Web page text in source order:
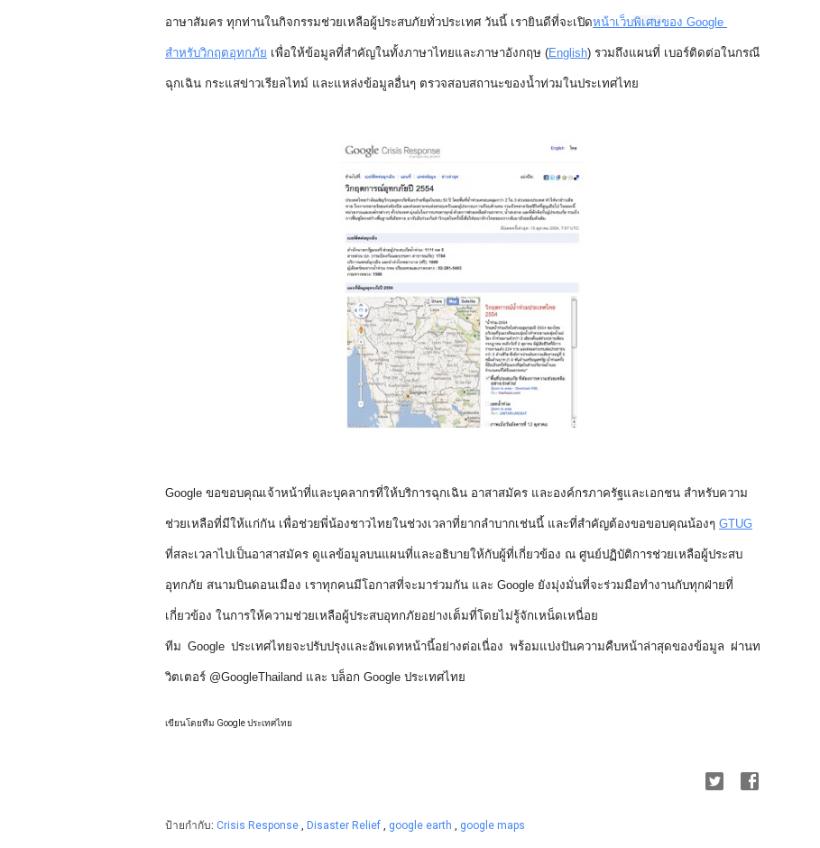
อาษาสัมคร ทุกท่านในกิจกรรมช่วยเหลือผู้ประสบภัยทั่วประเทศ วันนี้ เรายินดีที่จะเปิดหน้าเว็บพิเศษของ Google
สำหรับวิกฤตอุทกภัย เพื่อให้ข้อมูลที่สำคัญในทั้งภาษาไทยและภาษาอังกฤษ (English) รวมถึงแผนที่ เบอร์ติดต่อในกรณี
ฉุกเฉิน กระแสข่าวเรียลไทม์ และแหล่งข้อมูลอื่นๆ ตรวจสอบสถานะของน้ำท่วมในประเทศไทย
Google ขอขอบคุณเจ้าหน้าที่และบุคลากรที่ให้บริการฉุกเฉิน อาสาสมัคร และองค์กรภาครัฐและเอกชน สำหรับความ
ช่วยเหลือที่มีให้แก่กัน เพื่อช่วยพี่น้องชาวไทยในช่วงเวลาที่ยากลำบากเช่นนี้ และที่สำคัญต้องขอขอบคุณน้องๆ GTUG
ที่สละเวลาไปเป็นอาสาสมัคร ดูแลข้อมูลบนแผนที่และอธิบายให้กับผู้ที่เกี่ยวข้อง ณ ศูนย์ปฏิบัติการช่วยเหลือผู้ประสบ
อุทกภัย สนามบินดอนเมือง เราทุกคนมีโอกาสที่จะมาร่วมกัน และ Google ยังมุ่งมั่นที่จะร่วมมือทำงานกับทุกฝ่ายที่
เกี่ยวข้อง ในการให้ความช่วยเหลือผู้ประสบอุทกภัยอย่างเต็มที่โดยไม่รู้จักเหน็ดเหนื่อย
ทีม Google ประเทศไทยจะปรับปรุงและอัพเดทหน้านี้อย่างต่อเนื่อง พร้อมแบ่งปันความคืบหน้าล่าสุดของข้อมูล ผ่านท
วิตเตอร์ @GoogleThailand และ บล็อก Google ประเทศไทย
เขียนโดยทีม Google ประเทศไทย
ป้ายกำกับ: Crisis Response , Disaster Relief , google earth , google maps